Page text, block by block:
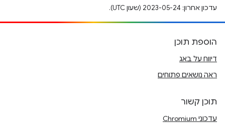
עדכון אחרון: 2023-05-24 (שעון UTC).
הוספת תוכן
דיווח על באג
ראה נושאים פתוחים
תוכן קשור
עדכוני Chromium